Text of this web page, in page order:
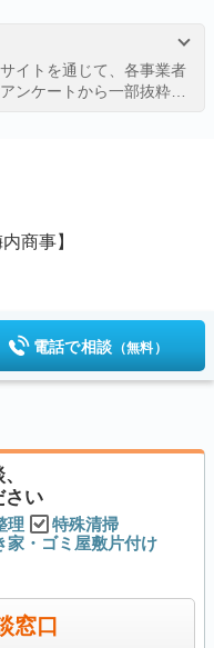
イトを通じて、各事業者
ンケートから一部抜粋し
商事】
電話で相談 （無料）
さい
理
特殊清掃
家・ゴミ屋敷片付け
窓口